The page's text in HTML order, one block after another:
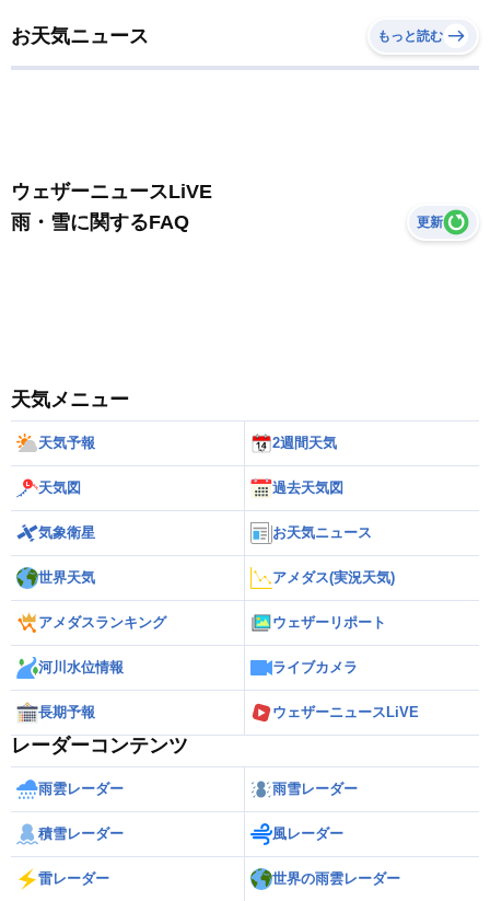
お天気ニュース もっと読む
ウェザーニュースLiVE
雨・雪に関するFAQ
更新
天気メニュー
天気予報 2週間天気
天気図 過去天気図
気象衛星 お天気ニュース
世界天気 アメダス(実況天気)
アメダスランキング ウェザーリポート
河川水位情報 ライブカメラ
長期予報 ウェザーニュースLiVE
レーダーコンテンツ
雨雲レーダー 雨雪レーダー
積雪レーダー 風レーダー
雷レーダー 世界の雨雲レーダー